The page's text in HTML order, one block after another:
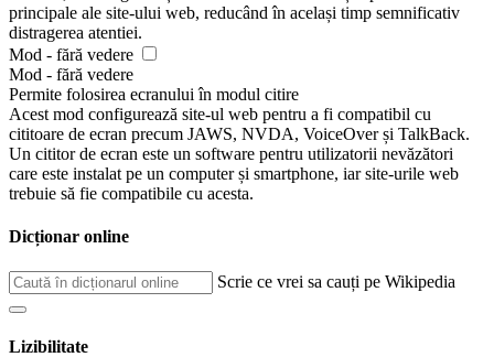
principale ale site-ului web, reducând în același timp semnificativ
distragerea atentiei.
Mod - fără vedere
Mod - fără vedere
Permite folosirea ecranului în modul citire
Acest mod configurează site-ul web pentru a fi compatibil cu
cititoare de ecran precum JAWS, NVDA, VoiceOver și TalkBack.
Un cititor de ecran este un software pentru utilizatorii nevăzători
care este instalat pe un computer și smartphone, iar site-urile web
trebuie să fie compatibile cu acesta.
Dicționar online
Scrie ce vrei sa cauți pe Wikipedia
Lizibilitate